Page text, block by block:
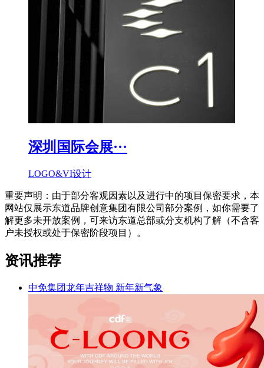
深圳国际会展···
LOGO&VI设计
重要声明：由于部分客观因素以及进行中的项目保密要求，本
网站仅展示东道品牌创意集团有限公司部分案例，如你需要了
解更多未开放案例，可来访东道总部或分支机构了解（不含客
户未授权或处于保密阶段项目）。
资讯推荐
中免集团龙年吉祥物 新年新气象